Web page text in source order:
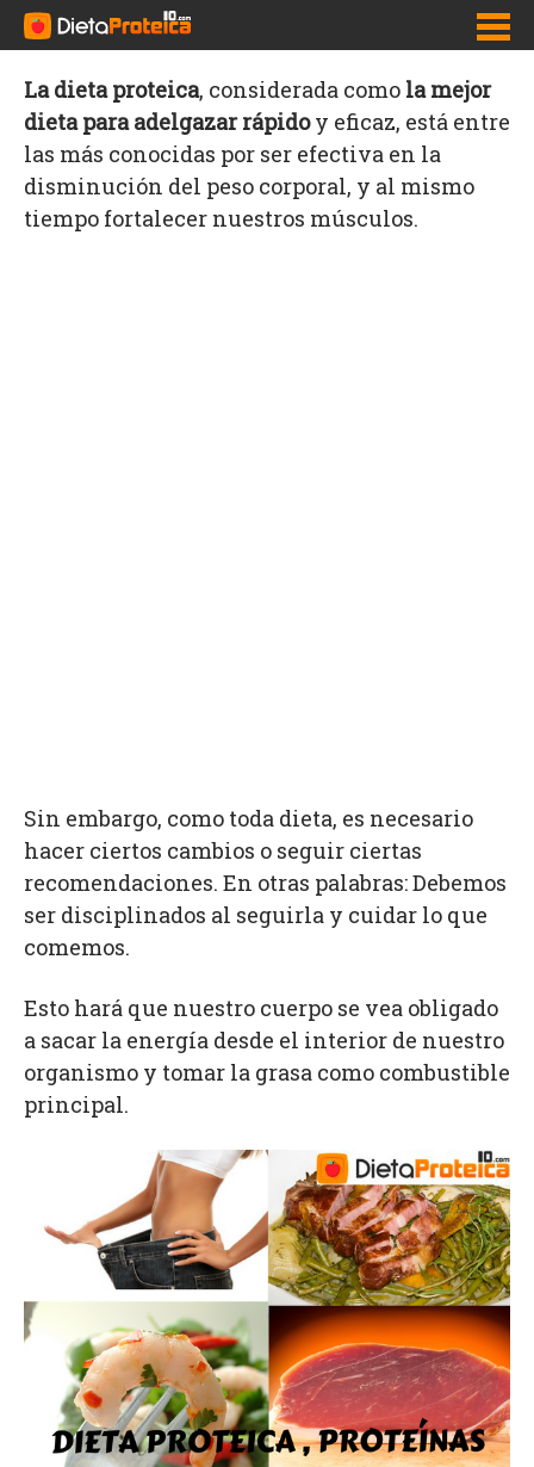
Inicio
Adelgazar Rápido
Dietas para bajar de peso
La dieta proteica, considerada como la mejor
dieta para adelgazar rápidoy eficaz, está entre
las más conocidas por ser efectiva en la
disminución del peso corporal, y al mismo
tiempo fortalecer nuestros músculos.
Sin embargo, como toda dieta, es necesario
hacer ciertos cambios o seguir ciertas
recomendaciones. En otras palabras: Debemos
ser disciplinados al seguirla y cuidar lo que
comemos.
Esto hará que nuestro cuerpo se vea obligado
a sacar la energía desde el interior de nuestro
organismo y tomar la grasa como combustible
principal.